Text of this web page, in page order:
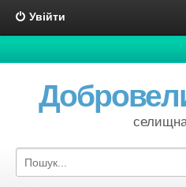
Увійти